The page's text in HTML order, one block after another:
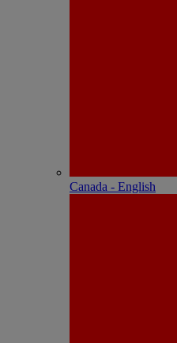
Canada - English